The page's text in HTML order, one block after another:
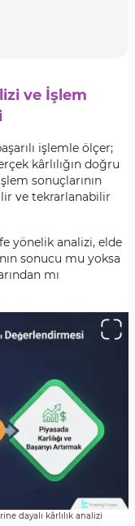
ve İşlem
işlemle ölçer;
kârlılığın doğru
sonuçlarının
ve tekrarlanabilir
yönelik analizi, elde
sonucu mu yoksa
mı
dayalı kârlılık analizi